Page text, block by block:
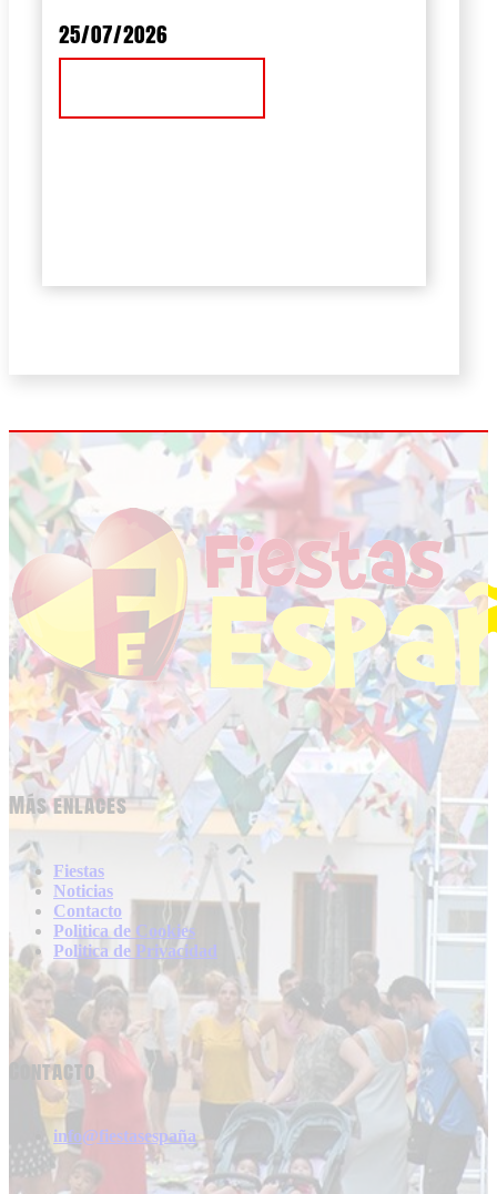
25/07/2026
Más enlaces
Fiestas
Noticias
Contacto
Politica de Cookies
Politica de Privacidad
Contacto
info@fiestasespaña